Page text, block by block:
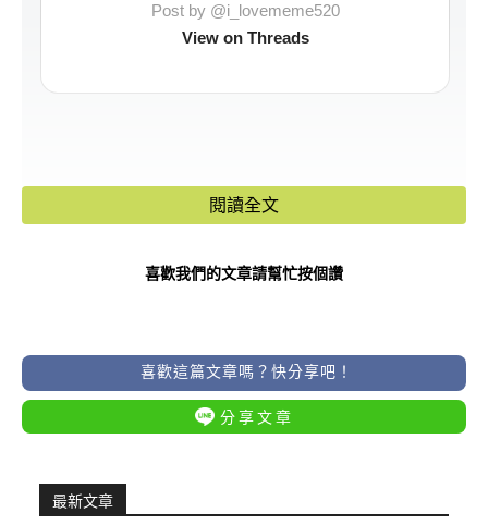
Post by @i_lovememe520
View on Threads
閱讀全文
喜歡我們的文章請幫忙按個讚
喜歡這篇文章嗎？快分享吧！
分享文章
最新文章